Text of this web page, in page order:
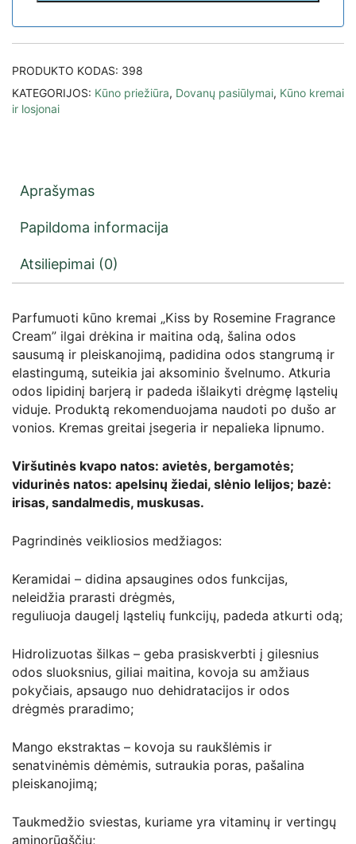
PRODUKTO KODAS: 398
KATEGORIJOS: Kūno priežiūra, Dovanų pasiūlymai, Kūno kremai
ir losjonai
Aprašymas
Papildoma informacija
Atsiliepimai (0)
Parfumuoti kūno kremai „Kiss by Rosemine Fragrance
Cream” ilgai drėkina ir maitina odą, šalina odos
sausumą ir pleiskanojimą, padidina odos stangrumą ir
elastingumą, suteikia jai aksominio švelnumo. Atkuria
odos lipidinį barjerą ir padeda išlaikyti drėgmę ląstelių
viduje. Produktą rekomenduojama naudoti po dušo ar
vonios. Kremas greitai įsegeria ir nepalieka lipnumo.
Viršutinės kvapo natos: avietės, bergamotės;
vidurinės natos: apelsinų žiedai, slėnio lelijos; bazė:
irisas, sandalmedis, muskusas.
Pagrindinės veikliosios medžiagos:
Keramidai – didina apsaugines odos funkcijas,
neleidžia prarasti drėgmės,
reguliuoja daugelį ląstelių funkcijų, padeda atkurti odą;
Hidrolizuotas šilkas – geba prasiskverbti į gilesnius
odos sluoksnius, giliai maitina, kovoja su amžiaus
pokyčiais, apsaugo nuo dehidratacijos ir odos
drėgmės praradimo;
Mango ekstraktas – kovoja su raukšlėmis ir
senatvinėmis dėmėmis, sutraukia poras, pašalina
pleiskanojimą;
Taukmedžio sviestas, kuriame yra vitaminų ir vertingų
aminorūgščių;